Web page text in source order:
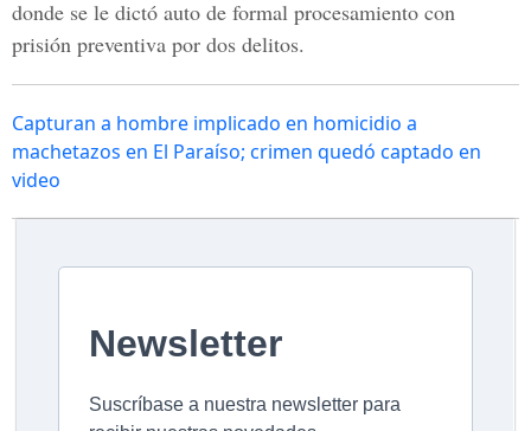
donde se le dictó auto de formal procesamiento con
prisión preventiva por dos delitos.
Capturan a hombre implicado en homicidio a
machetazos en El Paraíso; crimen quedó captado en
video